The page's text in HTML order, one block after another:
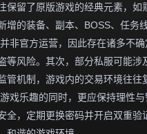
留了原版游戏的经典元素，
的装备、副本、BOSS、任务
非官方运营，因此存在诸多不
风险。其次，部分私服可能
机制，游戏内的交易环境往
戏乐趣的同时，更应保持理性
，定期更换密码并开启双重